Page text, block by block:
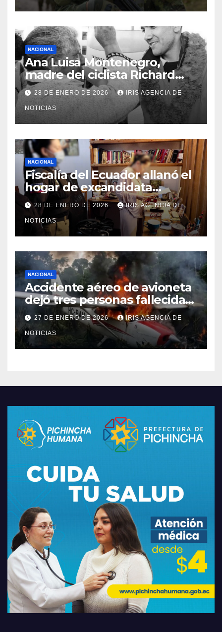
NACIONAL
Ana Luisa Montenegro,
madre del ciclista Richard
Carapaz falleció en Tulcán, a
los 73 años
28 DE ENERO DE 2026 IRIS AGENCIA DE
NOTICIAS
NACIONAL
Fiscalía del Ecuador allanó el
hogar de excandidata
presidencial vinculada al caso
Caja Chica
28 DE ENERO DE 2026 IRIS AGENCIA DE
NOTICIAS
NACIONAL
Accidente aéreo de avioneta
dejó tres personas fallecidas
en provincia de Morona
Santiago
27 DE ENERO DE 2026 IRIS AGENCIA DE
NOTICIAS